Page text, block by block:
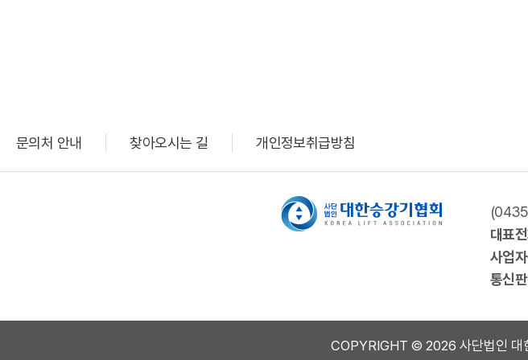
문의처 안내 찾아오시는 길 개인정보취급방침
대표
사업
통신
COPYRIGHT © 2026 사단법인 대